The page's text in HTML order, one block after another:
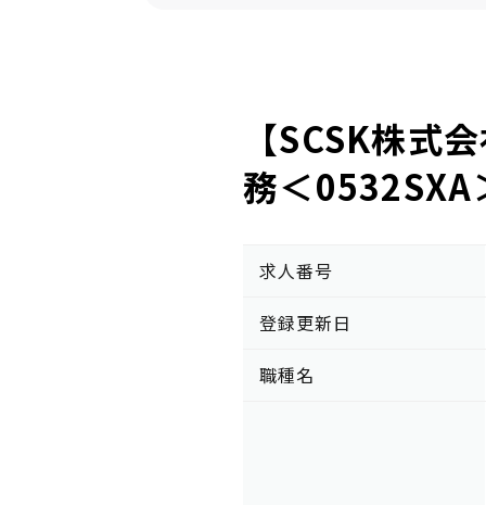
【SCSK株式
務＜0532SXA
求人番号
登録更新日
職種名